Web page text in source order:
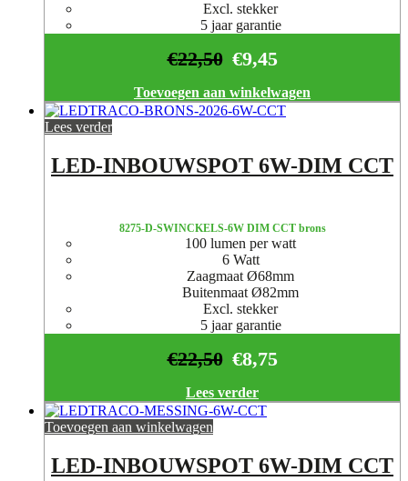
Excl. stekker
5 jaar garantie
€9,45
€22,50
Toevoegen aan winkelwagen
Lees verder
LED-INBOUWSPOT 6W-DIM CCT
8275-D-SWINCKELS-6W DIM CCT brons
100 lumen per watt
6 Watt
Zaagmaat Ø68mm
Buitenmaat Ø82mm
Excl. stekker
5 jaar garantie
€8,75
€22,50
Lees verder
Toevoegen aan winkelwagen
LED-INBOUWSPOT 6W-DIM CCT